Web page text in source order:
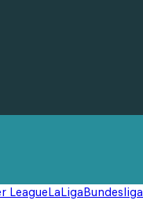
LeagueLaLigaBundesliga